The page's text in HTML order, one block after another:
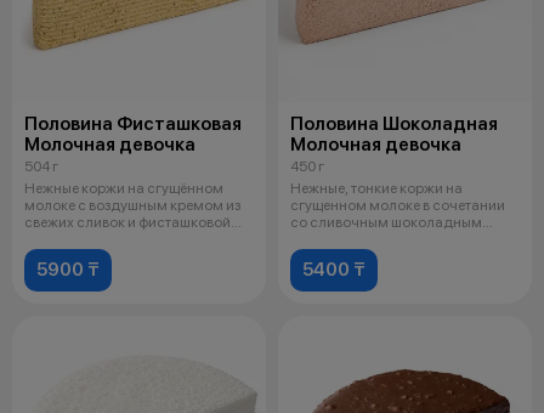
Половина Фисташковая
Молочная девочка
504 г
Нежные коржи на сгущённом
молоке с воздушным кремом из
свежих сливок и фисташковой
5900 ₸
Половина Шоколадная
Молочная девочка
450 г
Нежные, тонкие коржи на
сгущенном молоке в сочетании
со сливочным шоколадным
5400 ₸